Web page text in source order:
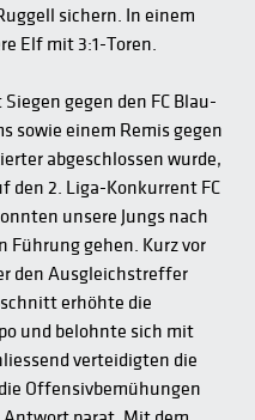
sichern. In einem
Elf mit 3:1-Toren.
gegen den FC Blau-
sowie einem Remis gegen
abgeschlossen wurde,
den 2. Liga-Konkurrent FC
unsere Jungs nach
Führung gehen. Kurz vor
den Ausgleichstreffer
erhöhte die
und belohnte sich mit
verteidigten die
Offensivbemühungen